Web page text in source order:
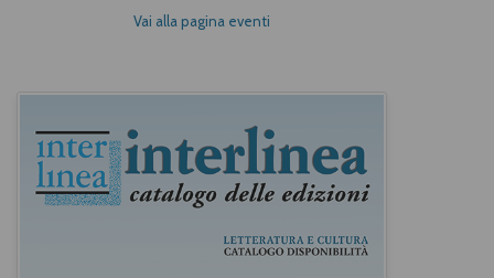
Vai alla pagina eventi